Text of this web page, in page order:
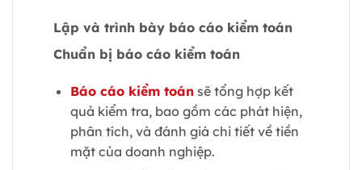
Lập và trình bày báo cáo kiểm toán
Chuẩn bị báo cáo kiểm toán
Báo cáo kiểm toánsẽ tổng hợp kết
quả kiểm tra, bao gồm các phát hiện,
phân tích, và đánh giá chi tiết về tiền
mặt của doanh nghiệp.